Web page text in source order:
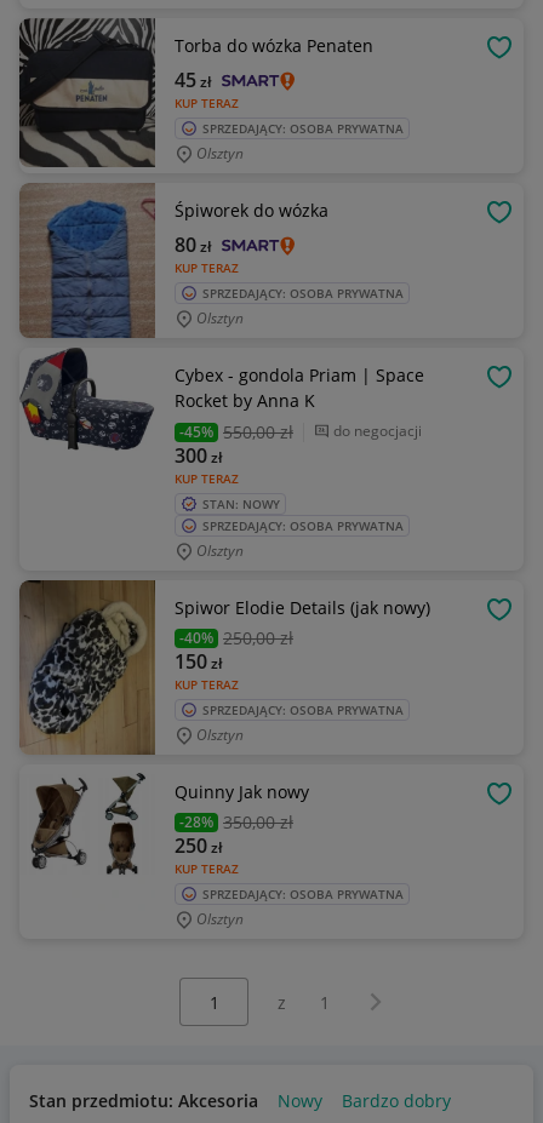
Torba do wózka Penaten
KUP TERAZ
45zł
SPRZEDAJĄCY: OSOBA PRYWATNA
Olsztyn
Śpiworek do wózka
KUP TERAZ
80zł
SPRZEDAJĄCY: OSOBA PRYWATNA
Olsztyn
Cybex - gondola Priam | Space
Rocket by Anna K
-45% 550,00 zł do negocjacji
KUP TERAZ
300zł
STAN: NOWY
SPRZEDAJĄCY: OSOBA PRYWATNA
Olsztyn
Spiwor Elodie Details (jak nowy)
-40% 250,00 zł
KUP TERAZ
150zł
SPRZEDAJĄCY: OSOBA PRYWATNA
Olsztyn
Quinny Jak nowy
-28% 350,00 zł
KUP TERAZ
250zł
SPRZEDAJĄCY: OSOBA PRYWATNA
Olsztyn
z 1 Następna strona
Stan przedmiotu: Akcesoria Nowy Bardzo dobry